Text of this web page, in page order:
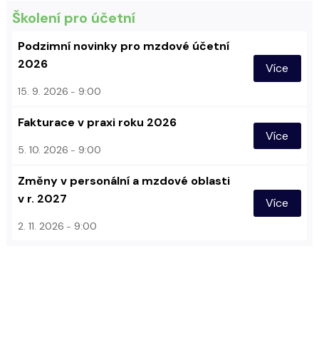
Školení pro účetní
Podzimní novinky pro mzdové účetní
2026
15. 9. 2026 9:00
Více
Fakturace v praxi roku 2026
5. 10. 2026 9:00
Více
Změny v personální a mzdové oblasti
v r. 2027
2. 11. 2026 9:00
Více